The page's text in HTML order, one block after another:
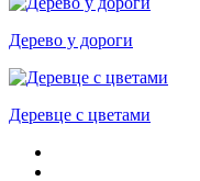
Дерево у дороги
Деревце с цветами